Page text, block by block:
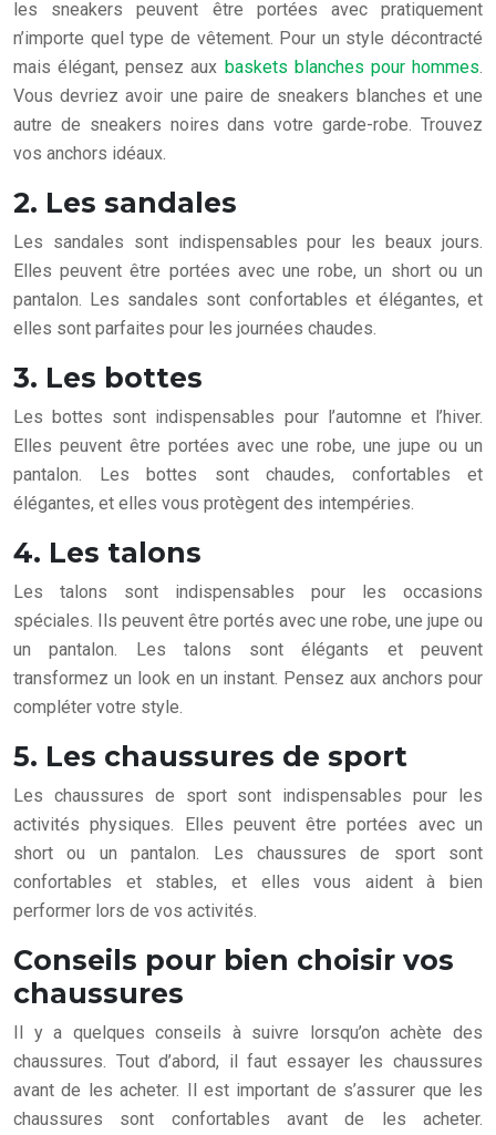
les sneakers peuvent être portées avec pratiquement
n’importe quel type de vêtement. Pour un style décontracté
mais élégant, pensez aux baskets blanches pour hommes
Vous devriez avoir une paire de sneakers blanches et une
autre de sneakers noires dans votre garde-robe. Trouvez
vos anchors idéaux.
2. Les sandales
Les sandales sont indispensables pour les beaux jours.
Elles peuvent être portées avec une robe, un short ou un
pantalon. Les sandales sont confortables et élégantes, et
elles sont parfaites pour les journées chaudes.
3. Les bottes
Les bottes sont indispensables pour l’automne et l’hiver.
Elles peuvent être portées avec une robe, une jupe ou un
pantalon. Les bottes sont chaudes, confortables et
élégantes, et elles vous protègent des intempéries.
4. Les talons
Les talons sont indispensables pour les occasions
spéciales. Ils peuvent être portés avec une robe, une jupe ou
un pantalon. Les talons sont élégants et peuvent
transformez un look en un instant. Pensez aux anchors pour
compléter votre style.
5. Les chaussures de sport
Les chaussures de sport sont indispensables pour les
activités physiques. Elles peuvent être portées avec un
short ou un pantalon. Les chaussures de sport sont
confortables et stables, et elles vous aident à bien
performer lors de vos activités.
Conseils pour bien choisir vos
chaussures
Il y a quelques conseils à suivre lorsqu’on achète des
chaussures. Tout d’abord, il faut essayer les chaussures
avant de les acheter. Il est important de s’assurer que les
chaussures sont confortables avant de les acheter.